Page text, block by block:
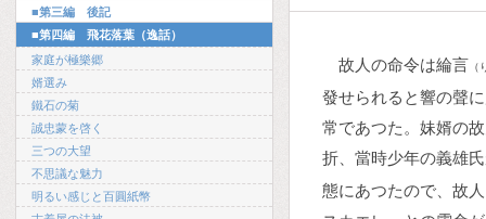
■第三編 後記
■第四編 飛花落葉（逸話）
家庭が極樂郷
婿選み
鐵石の菊
誠忠蒙を啓く
三つの大望
不思議な魅力
明るい感じと百圓紙幣
故人の命令は綸言
發せられると響の聲
常であつた。妹婿の
折、當時少年の義雄
態にあつたので、故